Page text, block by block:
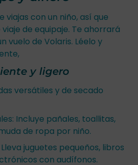
viajas con un niño, así que
de equipaje. Te ahorrará
vuelo de Volaris. Léelo y
y ligero
versátiles y de secado
Incluye pañales, toallitas,
de ropa por niño.
juguetes pequeños, libros
con audífonos.